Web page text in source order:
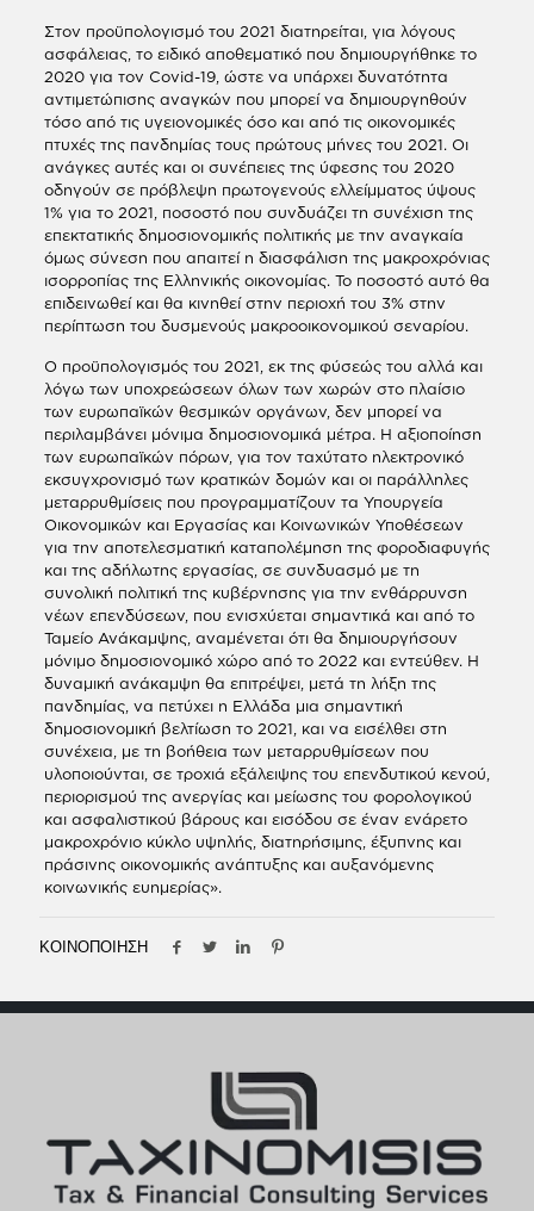
Στον προϋπολογισμό του 2021 διατηρείται, για λόγους
ασφάλειας, το ειδικό αποθεματικό που δημιουργήθηκε το
2020 για τον Covid-19, ώστε να υπάρχει δυνατότητα
αντιμετώπισης αναγκών που μπορεί να δημιουργηθούν
τόσο από τις υγειονομικές όσο και από τις οικονομικές
πτυχές της πανδημίας τους πρώτους μήνες του 2021. Οι
ανάγκες αυτές και οι συνέπειες της ύφεσης του 2020
οδηγούν σε πρόβλεψη πρωτογενούς ελλείμματος ύψους
1% για το 2021, ποσοστό που συνδυάζει τη συνέχιση της
επεκτατικής δημοσιονομικής πολιτικής με την αναγκαία
όμως σύνεση που απαιτεί η διασφάλιση της μακροχρόνιας
ισορροπίας της Ελληνικής οικονομίας. Το ποσοστό αυτό θα
επιδεινωθεί και θα κινηθεί στην περιοχή του 3% στην
περίπτωση του δυσμενούς μακροοικονομικού σεναρίου.
Ο προϋπολογισμός του 2021, εκ της φύσεώς του αλλά και
λόγω των υποχρεώσεων όλων των χωρών στο πλαίσιο
των ευρωπαϊκών θεσμικών οργάνων, δεν μπορεί να
περιλαμβάνει μόνιμα δημοσιονομικά μέτρα. Η αξιοποίηση
των ευρωπαϊκών πόρων, για τον ταχύτατο ηλεκτρονικό
εκσυγχρονισμό των κρατικών δομών και οι παράλληλες
μεταρρυθμίσεις που προγραμματίζουν τα Υπουργεία
Οικονομικών και Εργασίας και Κοινωνικών Υποθέσεων
για την αποτελεσματική καταπολέμηση της φοροδιαφυγής
και της αδήλωτης εργασίας, σε συνδυασμό με τη
συνολική πολιτική της κυβέρνησης για την ενθάρρυνση
νέων επενδύσεων, που ενισχύεται σημαντικά και από το
Ταμείο Ανάκαμψης, αναμένεται ότι θα δημιουργήσουν
μόνιμο δημοσιονομικό χώρο από το 2022 και εντεύθεν. Η
δυναμική ανάκαμψη θα επιτρέψει, μετά τη λήξη της
πανδημίας, να πετύχει η Ελλάδα μια σημαντική
δημοσιονομική βελτίωση το 2021, και να εισέλθει στη
συνέχεια, με τη βοήθεια των μεταρρυθμίσεων που
υλοποιούνται, σε τροχιά εξάλειψης του επενδυτικού κενού,
περιορισμού της ανεργίας και μείωσης του φορολογικού
και ασφαλιστικού βάρους και εισόδου σε έναν ενάρετο
μακροχρόνιο κύκλο υψηλής, διατηρήσιμης, έξυπνης και
πράσινης οικονομικής ανάπτυξης και αυξανόμενης
κοινωνικής ευημερίας».
ΚΟΙΝΟΠΟΙΗΣΗ